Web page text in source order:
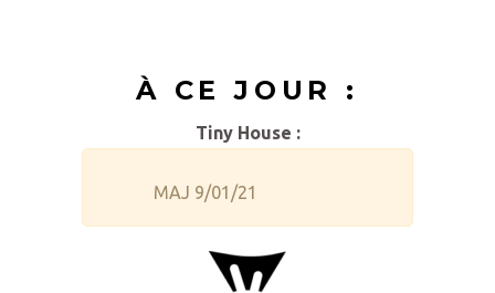
À CE JOUR :
Tiny House :
MAJ 9/01/21